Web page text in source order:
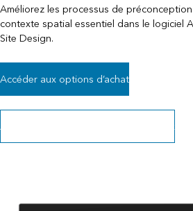
Améliorez les processus de
contexte spatial essentiel dans le logiciel
Site Design.
Accéder aux options d’achat
Alliance stratégique d’Esri et Autodesk